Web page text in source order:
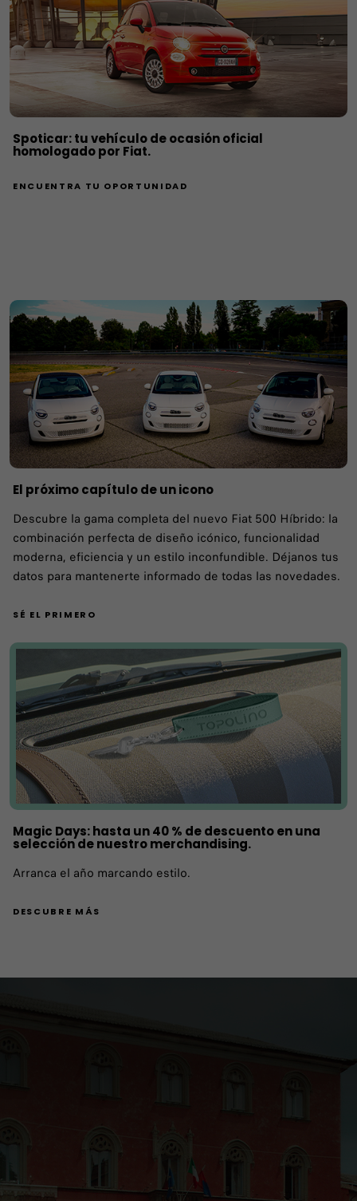
Spoticar: tu vehículo de ocasión oficial
homologado por Fiat.
ENCUENTRA TU OPORTUNIDAD
El próximo capítulo de un icono
Descubre la gama completa del nuevo Fiat 500 Híbrido: la
combinación perfecta de diseño icónico, funcionalidad
moderna, eficiencia y un estilo inconfundible. Déjanos tus
datos para mantenerte informado de todas las novedades.
SÉ EL PRIMERO
Magic Days: hasta un 40 % de descuento en una
selección de nuestro merchandising.
Arranca el año marcando estilo.
DESCUBRE MÁS